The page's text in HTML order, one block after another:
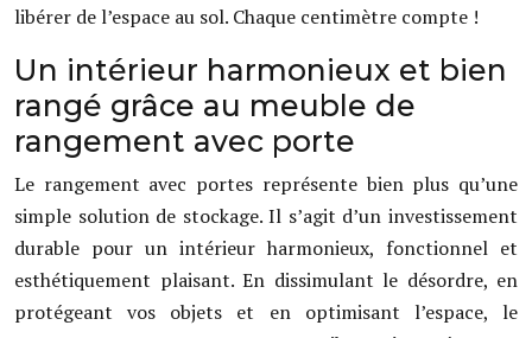
libérer de l’espace au sol. Chaque centimètre compte !
Un intérieur harmonieux et bien
rangé grâce au meuble de
rangement avec porte
Le rangement avec portes représente bien plus qu’une
simple solution de stockage. Il s’agit d’un investissement
durable pour un intérieur harmonieux, fonctionnel et
esthétiquement plaisant. En dissimulant le désordre, en
protégeant vos objets et en optimisant l’espace, le